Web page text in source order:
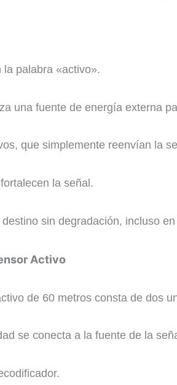
palabra «activo».
una fuente de energía externa
que simplemente reenvían la
la señal.
sin degradación, incluso
Activo
de 60 metros consta de dos
se conecta a la fuente de la